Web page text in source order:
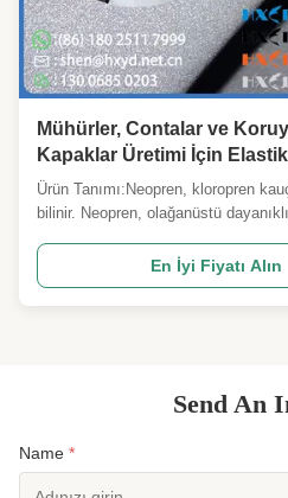
Mühürler, Contalar ve
Kapaklar Üretimi İçin
Dayanıklı Sentetik Kauçuk
Malzeme
Ürün Tanımı:Neopren, kloropren
bilinir. Neopren, olağanüstü
yüksek performanslı neopren
ve inşaatdan spor kıyafetlerine ve
uygulamalara kadar birçok
En İyi Fiyatı Alın
Send An
Name *